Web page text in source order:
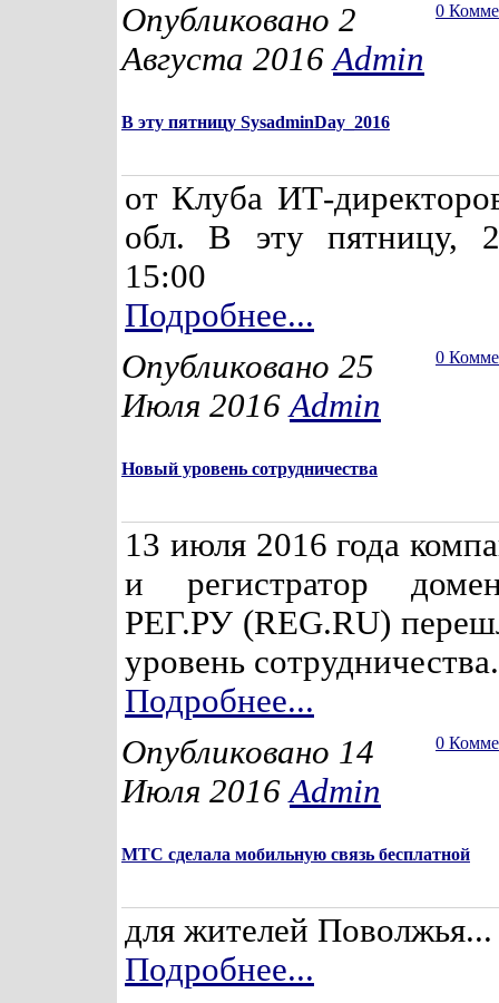
0
Опубликовано 2
Августа 2016Admin
В эту пятницу SysadminDay_2016
от Клуба ИТ-
обл. В эту пятницу,
15:00
Подробнее...
0
Опубликовано 25
Июля 2016Admin
Новый уровень сотрудничества
13 июля 2016 года
и регистратор
РЕГ.РУ (REG.RU)
уровень сотрудничества.
Подробнее...
0
Опубликовано 14
Июля 2016Admin
МТС сделала мобильную связь бесплатной
для жителей Поволжья...
Подробнее...